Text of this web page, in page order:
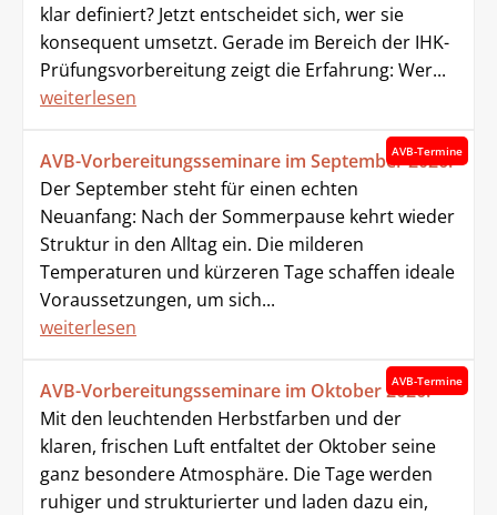
klar definiert? Jetzt entscheidet sich, wer sie
konsequent umsetzt. Gerade im Bereich der IHK-
Prüfungsvorbereitung zeigt die Erfahrung: Wer...
weiterlesen
AVB-Termine
AVB-Vorbereitungsseminare im September 2026!
Der September steht für einen echten
Neuanfang: Nach der Sommerpause kehrt wieder
Struktur in den Alltag ein. Die milderen
Temperaturen und kürzeren Tage schaffen ideale
Voraussetzungen, um sich...
weiterlesen
AVB-Termine
AVB-Vorbereitungsseminare im Oktober 2026!
Mit den leuchtenden Herbstfarben und der
klaren, frischen Luft entfaltet der Oktober seine
ganz besondere Atmosphäre. Die Tage werden
ruhiger und strukturierter und laden dazu ein,